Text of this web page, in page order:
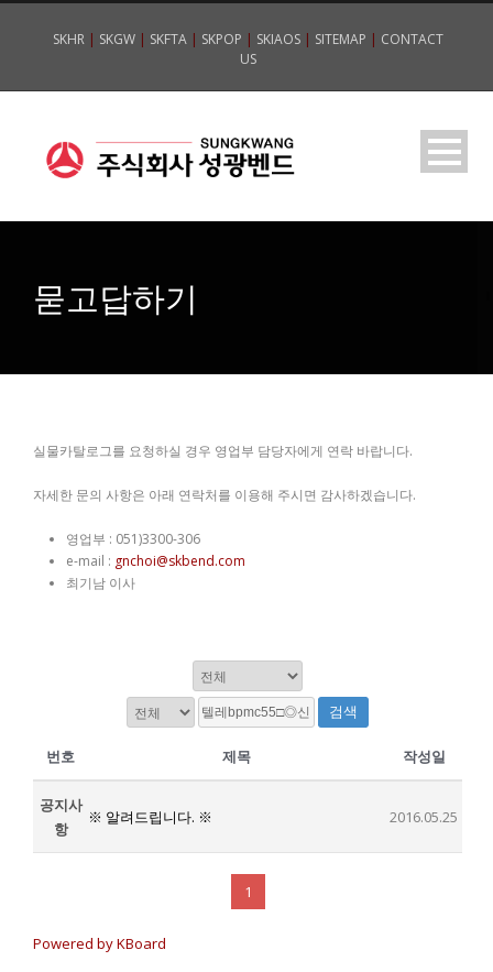
SKHR| SKGW| SKFTA| SKPOP | SKIAOS| SITEMAP | CONTACT
US
묻고답하기
실물카탈로그를 요청하실 경우 영업부 담당자에게 연락 바랍니다.
자세한 문의 사항은 아래 연락처를 이용해 주시면 감사하겠습니다.
영업부 : 051)3300-306
e-mail : gnchoi@skbend.com
최기남 이사
검색
번호 제목 작성일
공지사
항
※ 알려드립니다. ※ 2016.05.25
1
Powered by KBoard